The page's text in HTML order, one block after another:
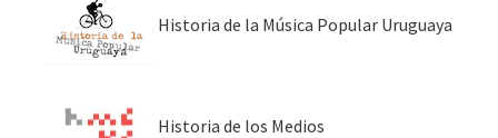
Historia de la Música Popular Uruguaya
Historia de los Medios